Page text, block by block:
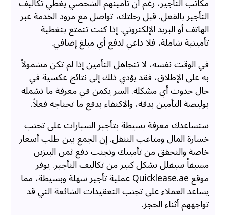
التأجير بالفعل. قبل رحلتك، تواصل مع مزود الخدمة عبر
الهاتف أو البريد الإلكتروني. إذا كنت تتمتع بتغطية
تأمينية شاملة، فلا داعي لدفع أي مبلغ إضافي.
في الوقت نفسه، لا تتجاهل التأمين إذا لم تكن مشمولاً
به على الإطلاق، فقد يؤدي ذلك إلى نتائج عكسية في
حال حدوث أي مشكلة. السر يكمن في معرفة ما تشمله
بوليصة التأمين بدقة، والاكتفاء بدفع ما تحتاجه فعلاً.
ستساعدك معرفة بسيطة بتأجير السيارات على تجنب
خسارة المال ومتاعب التنقل. إن الجمع بين طلب أسعار
خاصة والتحقق من تأمينك وتجنب دفع ثمن البنزين
مسبقاً سيقلل بشكل كبير من تكاليف التأجير. يوفر
موقع Quicklease.ae عملية تأجير سهلة وبسيطة، مما
يساعد العملاء على تجنب التعقيدات الشائعة التي قد
تواجههم أثناء الحجز.